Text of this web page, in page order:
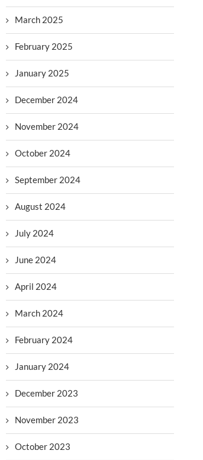
March 2025
February 2025
January 2025
December 2024
November 2024
October 2024
September 2024
August 2024
July 2024
June 2024
April 2024
March 2024
February 2024
January 2024
December 2023
November 2023
October 2023